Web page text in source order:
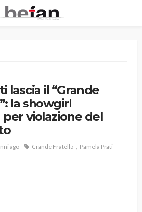
lascia il “Grande
la showgirl
violazione del
ago Grande Fratello Pamela Prati